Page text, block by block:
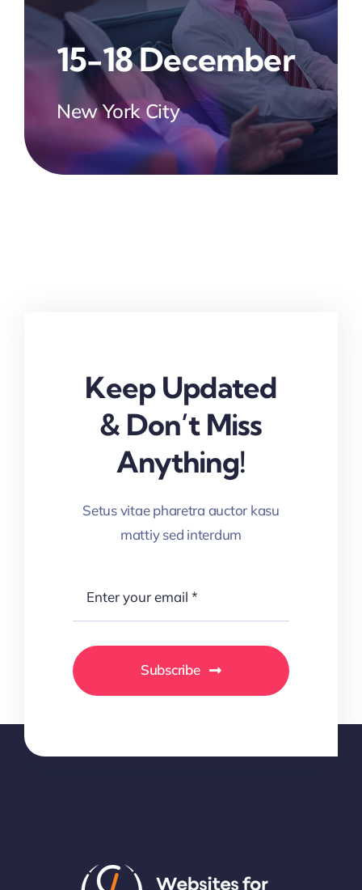
15-18 December
New York City
Keep Updated
& Don’t Miss
Anything!
Setus vitae pharetra auctor kasu
mattiy sed interdum
Subscribe